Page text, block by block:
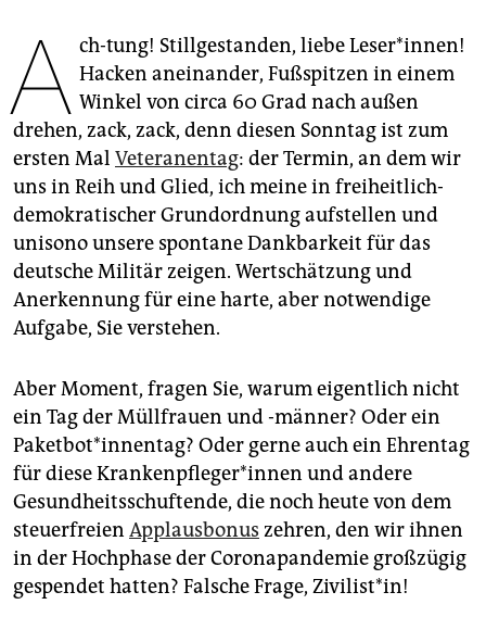
epaper login
A ch-tung! Stillgestanden, liebe Leser*innen!
Hacken aneinander, Fußspitzen in einem
Winkel von circa 60 Grad nach außen
drehen, zack, zack, denn diesen Sonntag ist zum
ersten Mal Veteranentag: der Termin, an dem wir
uns in Reih und Glied, ich meine in freiheitlich-
demokratischer Grundordnung aufstellen und
unisono unsere spontane Dankbarkeit für das
deutsche Militär zeigen. Wertschätzung und
Anerkennung für eine harte, aber notwendige
Aufgabe, Sie verstehen.
Aber Moment, fragen Sie, warum eigentlich nicht
ein Tag der Müllfrauen und -männer? Oder ein
Paketbot*innentag? Oder gerne auch ein Ehrentag
für diese Krankenpfle­ge­r*in­nen und andere
Gesundheits­schuftende, die noch heute von dem
steuerfreien ­ Applausbonus zehren, den wir ihnen
in der Hochphase der ­Coronapandemie großzügig
gespendet hatten? Falsche Frage, Zivilist*in!